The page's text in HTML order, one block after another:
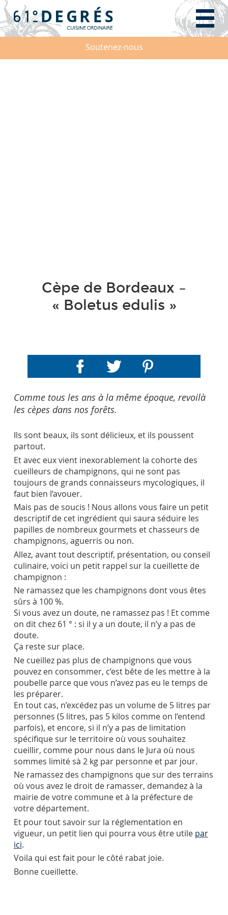
Soutenez-nous
Cèpe de Bordeaux –
« Boletus edulis »
Comme tous les ans à la même époque, revoilà
les cèpes dans nos forêts.
Ils sont beaux, ils sont délicieux, et ils poussent
partout.
Et avec eux vient inexorablement la cohorte des
cueilleurs de champignons, qui ne sont pas
toujours de grands connaisseurs mycologiques, il
faut bien l’avouer.
Mais pas de soucis ! Nous allons vous faire un petit
descriptif de cet ingrédient qui saura séduire les
papilles de nombreux gourmets et chasseurs de
champignons, aguerris ou non.
Allez, avant tout descriptif, présentation, ou conseil
culinaire, voici un petit rappel sur la cueillette de
champignon :
Ne ramassez que les champignons dont vous êtes
sûrs à 100 %.
Si vous avez un doute, ne ramassez pas ! Et comme
on dit chez 61 ° : si il y a un doute, il n’y a pas de
doute.
Ça reste sur place.
Ne cueillez pas plus de champignons que vous
pouvez en consommer, c’est bête de les mettre à la
poubelle parce que vous n’avez pas eu le temps de
les préparer.
En tout cas, n’excédez pas un volume de 5 litres par
personnes (5 litres, pas 5 kilos comme on l’entend
parfois), et encore, si il n’y a pas de limitation
spécifique sur le territoire où vous souhaitez
cueillir, comme pour nous dans le Jura où nous
sommes limité sà 2 kg par personne et par jour.
Ne ramassez des champignons que sur des terrains
où vous avez le droit de ramasser, demandez à la
mairie de votre commune et à la préfecture de
votre département.
Et pour tout savoir sur la réglementation en
vigueur, un petit lien qui pourra vous être utile par
ici.
Voila qui est fait pour le côté rabat joie.
Bonne cueillette.